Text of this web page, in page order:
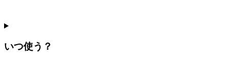
いつ使う？